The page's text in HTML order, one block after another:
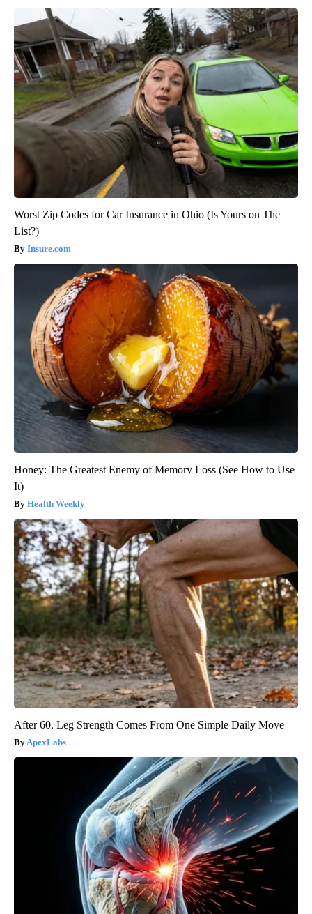
Worst Zip Codes for Car Insurance in Ohio (Is Yours on The
List?)
Insure.com
Honey: The Greatest Enemy of Memory Loss (See How to Use
It)
Health Weekly
After 60, Leg Strength Comes From One Simple Daily Move
ApexLabs